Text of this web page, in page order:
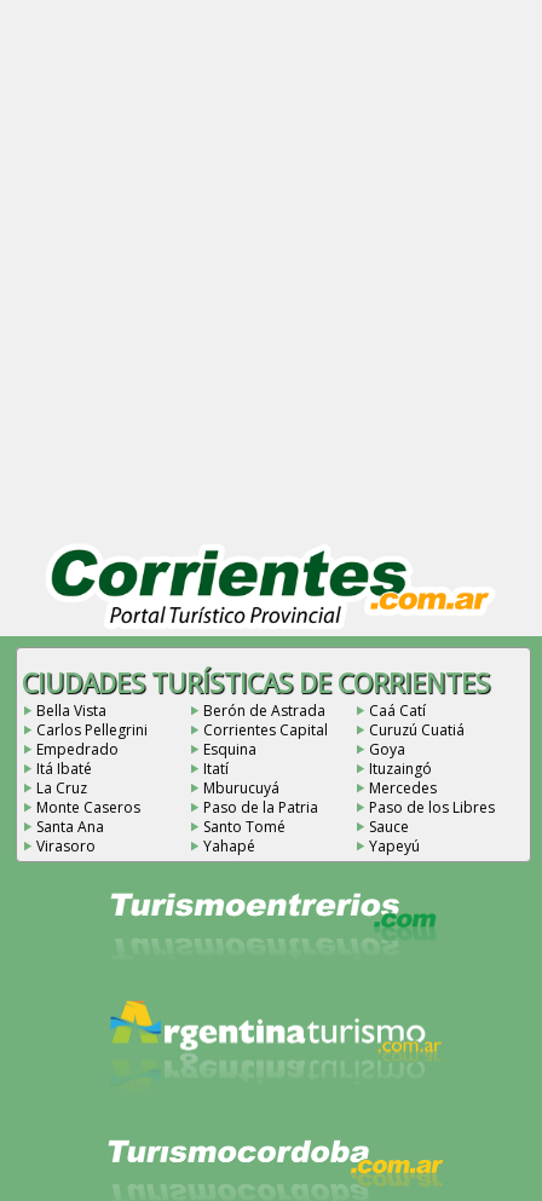
CIUDADES TURÍSTICAS DE CORRIENTES
Bella Vista Berón de Astrada
Caá Catí
Carlos Pellegrini
Corrientes Capital
Curuzú Cuatiá
Empedrado
Esquina
Goya
Itá Ibaté
Itatí
Ituzaingó
La Cruz
Mburucuyá
Mercedes
Monte Caseros
Paso de la Patria
Paso de los Libres
Santa Ana
Santo Tomé
Sauce
Virasoro
Yahapé Yapeyú